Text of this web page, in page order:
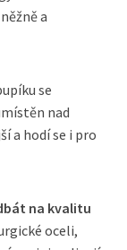
a
se
nad
a hodí se i pro
na kvalitu
oceli,